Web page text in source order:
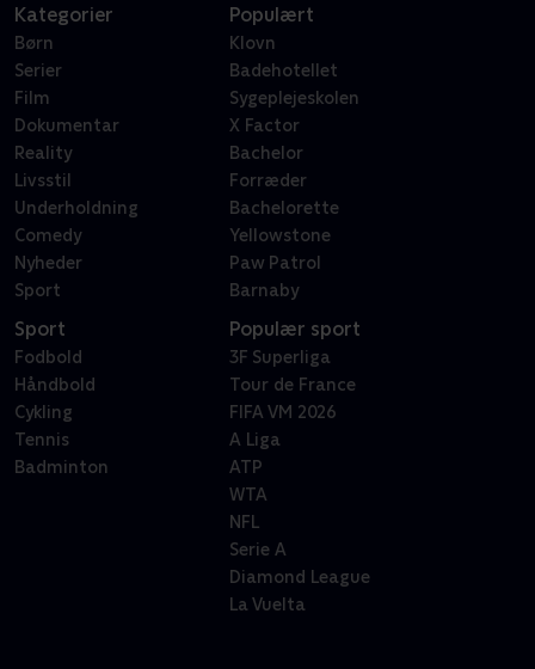
Kategorier
Børn
Serier
Film
Dokumentar
Reality
Livsstil
Underholdning
Comedy
Nyheder
Sport
Populært
Klovn
Badehotellet
Sygeplejeskolen
X Factor
Bachelor
Forræder
Bachelorette
Yellowstone
Paw Patrol
Barnaby
Sport
Fodbold
Håndbold
Cykling
Tennis
Badminton
Populær sport
3F Superliga
Tour de France
FIFA VM 2026
A Liga
ATP
WTA
NFL
Serie A
Diamond League
La Vuelta